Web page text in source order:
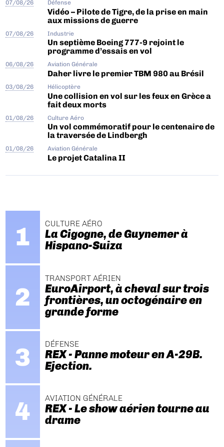
07/08/26 Défense
Vidéo – Pilote de Tigre, de la prise en main
aux missions de guerre
07/08/26 Industrie
Un septième Boeing 777-9 rejoint le
programme d’essais en vol
06/08/26 Aviation Générale
Daher livre le premier TBM 980 au Brésil
03/08/26 Hélicoptère
Une collision en vol sur les feux en Grèce a
fait deux morts
01/08/26 Culture Aéro
Un vol commémoratif pour le centenaire de
la traversée de Lindbergh
01/08/26 Aviation Générale
Le projet Catalina II
CULTURE AÉRO
La Cigogne, de Guynemer à
Hispano-Suiza
TRANSPORT AÉRIEN
EuroAirport, à cheval sur trois
frontières, un octogénaire en
grande forme
DÉFENSE
REX - Panne moteur en A-29B.
Ejection.
AVIATION GÉNÉRALE
REX - Le show aérien tourne au
drame